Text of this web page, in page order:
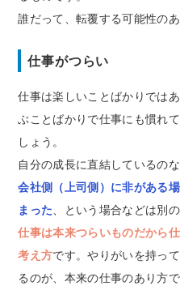
誰だって、転覆する可能性の
仕事がつらい
仕事は楽しいことばかりでは
ぶことばかりで仕事にも慣れ
しょう。
自分の成長に直結しているの
会社側（上司側）に非がある
まった、という場合などは別の
仕事は本来つらいものだから
考え方です。やりがいを持っ
るのが、本来の仕事のあり方で